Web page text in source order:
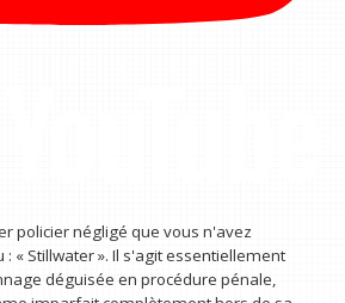
policier négligé que vous n'avez
« Stillwater ». Il s'agit essentiellement
déguisée en procédure pénale,